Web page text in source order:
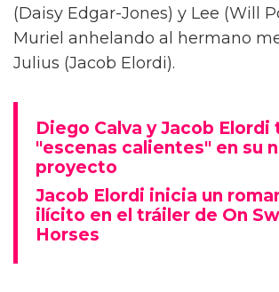
(Daisy Edgar-Jones) y Lee (Will
Muriel anhelando al hermano
Julius (Jacob Elordi).
Diego Calva y Jacob Elordi
"escenas calientes" en su
proyecto
Jacob Elordi inicia un
ilícito en el tráiler de On
Horses